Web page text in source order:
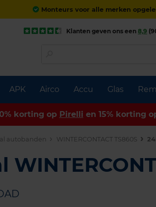
Monteurs voor alle merken
APK Airco Accu Glas
Klanten geven ons een 8,9
korting op Pirelli en 15% korting
autobanden WINTERCONTACT TS860S